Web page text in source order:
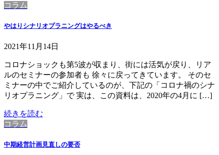
コラム
やはりシナリオプラニングはやるべき
2021年11月14日
コロナショックも第5波が収まり、街には活気が戻り、リア
ルのセミナーの参加者も 徐々に戻ってきています。 そのセ
ミナーの中でご紹介しているのが、下記の「コロナ禍のシナ
リオプラニング」で 実は、この資料は、2020年の4月に […]
続きを読む
コラム
中期経営計画見直しの要否